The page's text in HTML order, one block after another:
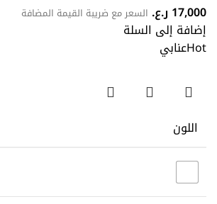
17,000 ر.ع. السعر مع ضريبة القيمة المضافة
إضافة إلى السلة
Hotعنابي
اللون